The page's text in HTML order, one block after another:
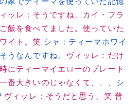
ッレ：そうですね、カイ・フラ
飯を食べてました。使っていた
イト。笑 シャ：ティーマホワイ
うなんですね。
ヴィッレ：だけ
にティーマイエローのプレート
番大きいのじゃなくて、、、
シ
ヴィッレ：そうだと思う。笑 普